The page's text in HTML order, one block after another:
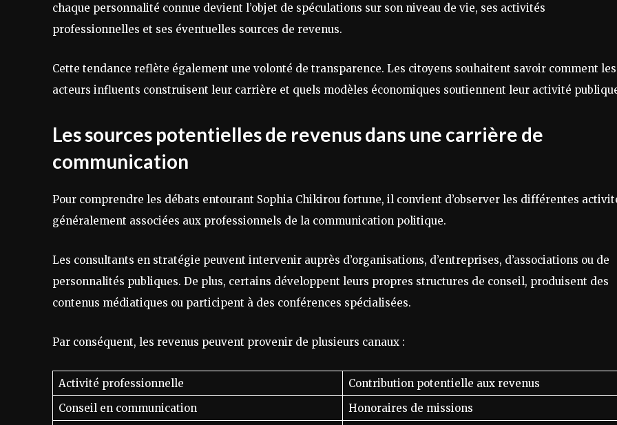
chaque personnalité connue devient l’objet de spéculations sur son niveau de vie, ses activités
professionnelles et ses éventuelles sources de revenus.
Cette tendance reflète également une volonté de transparence. Les citoyens souhaitent savoir comment les
acteurs influents construisent leur carrière et quels modèles économiques soutiennent leur activité
Les sources potentielles de revenus dans une carrière de
communication
Pour comprendre les débats entourant Sophia Chikirou fortune, il convient d’observer les différentes
généralement associées aux professionnels de la communication politique.
Les consultants en stratégie peuvent intervenir auprès d’organisations, d’entreprises, d’associations ou de
personnalités publiques. De plus, certains développent leurs propres structures de conseil, produisent des
contenus médiatiques ou participent à des conférences spécialisées.
Par conséquent, les revenus peuvent provenir de plusieurs canaux :
Activité professionnelle
Contribution potentielle aux revenus
Conseil en communication
Honoraires de missions